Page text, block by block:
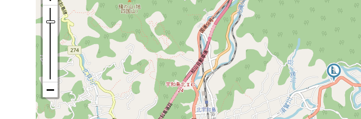
2
1